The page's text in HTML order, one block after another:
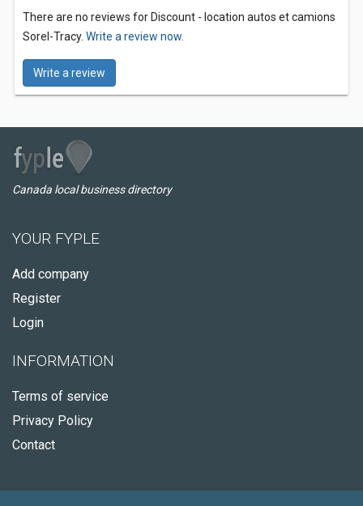
There are no reviews for Discount - location autos et camions
Sorel-Tracy. Write a review now.
Write a review
Canada local business directory
YOUR FYPLE
Add company
Register
Login
INFORMATION
Terms of service
Privacy Policy
Contact